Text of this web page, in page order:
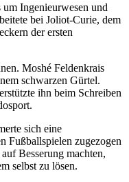
Ingenieurwesen und
bei Joliot-Curie, dem
der ersten
Moshé Feldenkrais
schwarzen Gürtel.
ihn beim Schreiben
sich eine
Fußballspielen zugezogen
Besserung machten,
selbst zu lösen.